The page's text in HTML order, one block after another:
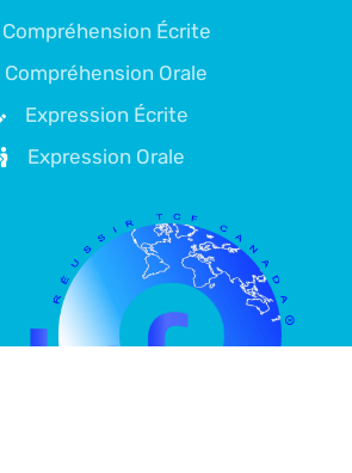
Compréhension Écrite
Compréhension Orale
Expression Écrite
Expression Orale